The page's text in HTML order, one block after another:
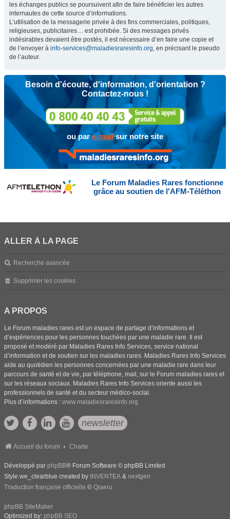
les échanges publics se poursuivent afin de faire bénéficier les autres
internautes de cette source d’informations.
L’utilisation de la messagerie privée à des fins commerciales, politiques,
religieuses, publicitaires… est prohibée. Si des messages privés
indésirables devaient être postés, il est nécessaire d’en faire une copie et
de l’envoyer à info-services@maladiesraresinfo.org, en précisant le pseudo
de l’auteur.
Besoin d'écoute, d'information, d'orientation ?
Contactez-nous !
ou pare-mailsur notre site
Le Forum Maladies Rares fonctionne
grâce au soutien de l'AFM-Téléthon
ALLER À LA PAGE
Recherche avancée
Supprimer les cookies
A PROPOS
Le Forum maladies rares est un espace de partage d’informations et
d’expériences pour les personnes touchées par une maladie rare. Il est
proposé et modéré par Maladies Rares Info Services, service national
d’information et de soutien sur les maladies rares. Maladies Rares Info Services
aide au quotidien les personnes concernées par une maladie rare dans leur
parcours de santé et de vie, par téléphone, mail, sur le Forum maladies rares et
sur les réseaux sociaux. Maladies Rares Info Services oriente aussi les
professionnels de santé et du secteur médico-social.
Plus d’informations : www.maladiesraresinfo.org
newsletter
Accueil du forum Charte
Développé par phpBB® Forum Software © phpBB Limited
Style we_clearblue created by INVENTEA & nextgen
Traduction française officielle © Qiaeru
phpBB SiteMaker
Optimized by: phpBB SEO